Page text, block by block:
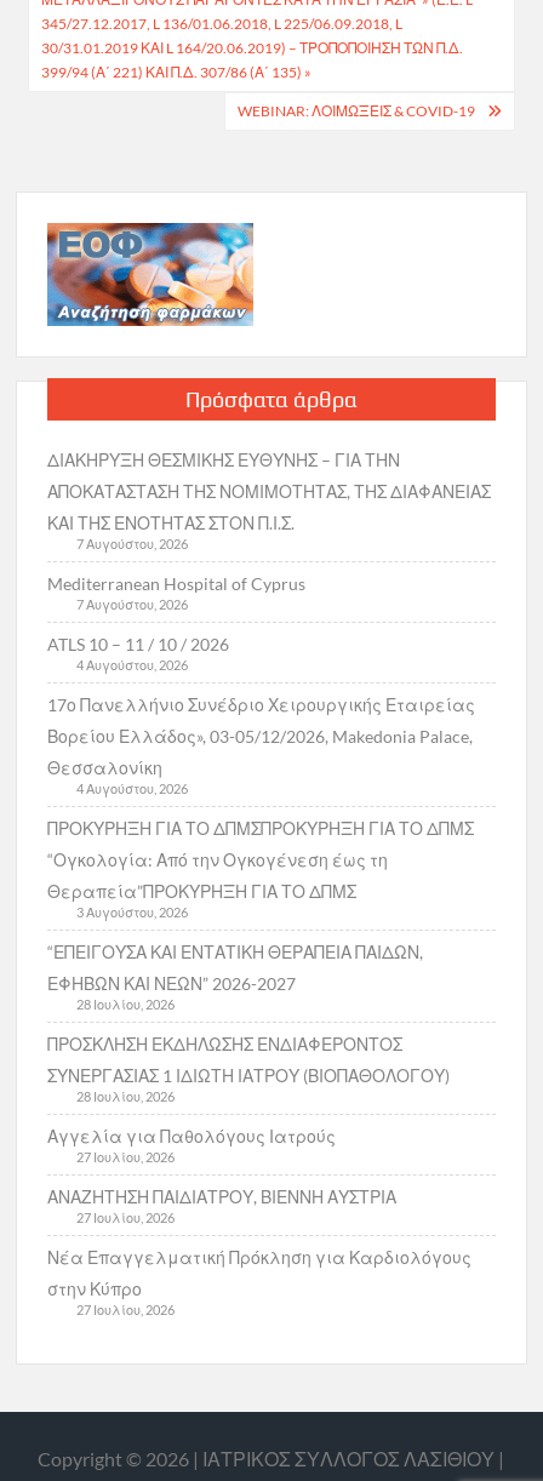
45/27.12.2017, L 136/01.06.2018, L 225/06.09.2018, L 3
0/31.01.2019 ΚΑΙ L 164/20.06.2019) – ΤΡΟΠΟΠΟΊΗΣΗ ΤΩΝ Π.Δ. 3
99/94 (Α΄ 221) ΚΑΙ Π.Δ. 307/86 (Α΄ 135) »
WEBINAR: ΛΟΙΜΏΞΕΙΣ & COVID-19
Πρόσφατα άρθρα
ΔΙΑΚΗΡΥΞΗ ΘΕΣΜΙΚΗΣ ΕΥΘΥΝΗΣ – ΓΙΑ ΤΗΝ
ΑΠΟΚΑΤΑΣΤΑΣΗ ΤΗΣ ΝΟΜΙΜΟΤΗΤΑΣ, ΤΗΣ ΔΙΑΦΑΝΕΙΑΣ
ΚΑΙ ΤΗΣ ΕΝΟΤΗΤΑΣ ΣΤΟΝ Π.Ι.Σ.
7 Αυγούστου, 2026
Mediterranean Hospital of Cyprus
7 Αυγούστου, 2026
ATLS 10 – 11 / 10 / 2026
4 Αυγούστου, 2026
17ο Πανελλήνιο Συνέδριο Χειρουργικής Εταιρείας
Βορείου Ελλάδος», 03-05/12/2026, Makedonia Palace,
Θεσσαλονίκη
4 Αυγούστου, 2026
ΠΡΟΚΥΡΗΞΗ ΓΙΑ ΤΟ ΔΠΜΣΠΡΟΚΥΡΗΞΗ ΓΙΑ ΤΟ ΔΠΜΣ
“Ογκολογία: Από την Ογκογένεση έως τη
Θεραπεία”ΠΡΟΚΥΡΗΞΗ ΓΙΑ ΤΟ ΔΠΜΣ
3 Αυγούστου, 2026
“ΕΠΕΙΓΟΥΣΑ ΚΑΙ ΕΝΤΑΤΙΚΗ ΘΕΡΑΠΕΙΑ ΠΑΙΔΩΝ,
ΕΦΗΒΩΝ ΚΑΙ ΝΕΩΝ” 2026-2027
28 Ιουλίου, 2026
ΠΡΟΣΚΛΗΣΗ ΕΚΔΗΛΩΣΗΣ ΕΝΔΙΑΦΕΡΟΝΤΟΣ
ΣΥΝΕΡΓΑΣΙΑΣ 1 ΙΔΙΩΤΗ ΙΑΤΡΟΥ (ΒΙΟΠΑΘΟΛΟΓΟΥ)
28 Ιουλίου, 2026
Αγγελία για Παθολόγους Ιατρούς
27 Ιουλίου, 2026
ΑΝΑΖΗΤΗΣΗ ΠΑΙΔΙΑΤΡΟΥ, ΒΙΕΝΝΗ ΑΥΣΤΡΙΑ
27 Ιουλίου, 2026
Νέα Επαγγελματική Πρόκληση για Καρδιολόγους
στην Κύπρο
27 Ιουλίου, 2026
Copyright © 2026 | ΙΑΤΡΙΚΟΣ ΣΥΛΛΟΓΟΣ ΛΑΣΙΘΙΟΥ |